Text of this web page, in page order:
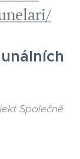
Společně